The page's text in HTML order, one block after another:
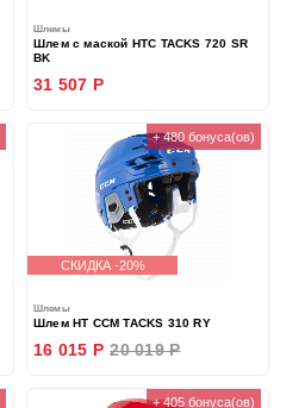
Шлемы
Шлем с маской HTC TACKS 720 SR
BK
31 507 Р
СКИДКА -20%
+ 480 бонуса(ов)
Шлемы
Шлем HT CCM TACKS 310 RY
16 015 Р 20 019 Р
+ 405 бонуса(ов)